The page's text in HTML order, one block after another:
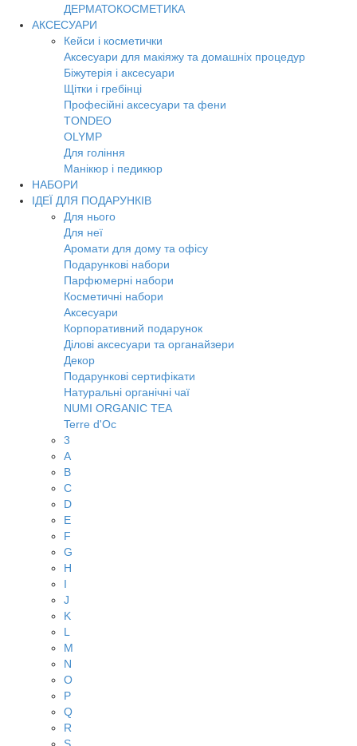
ДЕРМАТОКОСМЕТИКА
АКСЕСУАРИ
Кейси і косметички
Аксесуари для макіяжу та домашніх процедур
Біжутерія і аксесуари
Щітки і гребінці
Професійні аксесуари та фени
TONDEO
OLYMP
Для гоління
Манікюр і педикюр
НАБОРИ
ІДЕЇ ДЛЯ ПОДАРУНКІВ
Для нього
Для неї
Аромати для дому та офісу
Подарункові набори
Парфюмерні набори
Косметичні набори
Аксесуари
Корпоративний подарунок
Ділові аксесуари та органайзери
Декор
Подарункові сертифікати
Натуральні органічні чаї
NUMI ORGANIC TEA
Terre d'Oc
3
A
B
C
D
E
F
G
H
I
J
K
L
M
N
O
P
Q
R